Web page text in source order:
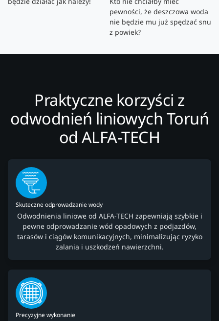
pewności, że deszczowa woda
nie będzie mu już spędzać snu
z powiek?
Praktyczne korzyści z
odwodnień liniowych Toruń
od ALFA-TECH
Skuteczne odprowadzanie wody
Odwodnienia liniowe od ALFA-TECH zapewniają szybkie i
pewne odprowadzanie wód opadowych z podjazdów,
tarasów i ciągów komunikacyjnych, minimalizując ryzyko
zalania i uszkodzeń nawierzchni.
Precyzyjne wykonanie